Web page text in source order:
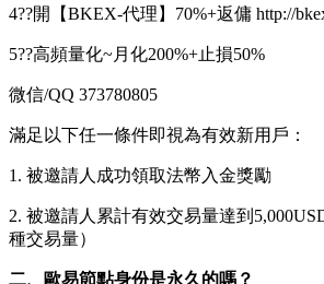
4??開【BKEX-代理】70%+返傭 http://
5??高頻量化~月化200%+止損50%
微信/QQ 373780805
滿足以下任一條件即視為有效新用戶：
1. 被邀請人成功領取法幣入金獎勵
2. 被邀請人累計有效交易量達到
種交易量）
二、歐易節點身份是永久的嗎？